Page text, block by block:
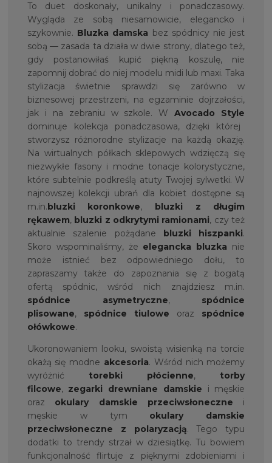
To duet doskonały, unikalny i ponadczasowy.
Wygląda ze sobą niesamowicie, elegancko i
szykownie. Bluzka damska bez spódnicy nie jest
sobą — zasada ta działa w dwie strony, dlatego też,
gdy postanowiłaś kupić piękną koszulę, nie
zapomnij dobrać do niej modelu midi lub maxi. Taka
stylizacja świetnie sprawdzi się zarówno w
biznesowej przestrzeni, na egzaminie dojrzałości,
jak i na zebraniu w szkole. WAvocado Style
dominuje kolekcja ponadczasowa, dzięki której
stworzysz różnorodne stylizacje na każdą okazję.
Na wirtualnych półkach sklepowych wdzięczą się
niezwykłe fasony i modne tonacje kolorystyczne,
które subtelnie podkreślą atuty Twojej sylwetki. W
najnowszej kolekcji ubrań dla kobiet dostępne są
m.in. bluzki koronkowe,
bluzki z długim
rękawem, bluzki z odkrytymi ramionami, czy też
aktualnie szalenie pożądane
bluzki hiszpanki.
Skoro wspominaliśmy, że elegancka bluzka nie
może istnieć bez odpowiedniego dołu, to
zapraszamy także do zapoznania się z bogatą
ofertą spódnic, wśród nich znajdziesz m.in.
spódnice asymetryczne, spódnice
plisowane, spódnice tiulowe oraz spódnice
ołówkowe.
Ukoronowaniem looku, swoistą wisienką na torcie
okażą się modne akcesoria. Wśród nich możemy
wyróżnić torebki płócienne, torby
filcowe, zegarki drewniane damskie i męskie
oraz okulary damskie przeciwsłoneczne i
męskie w tym okulary damskie
przeciwsłoneczne z polaryzacją. Tego typu
dodatki to trendy strzał w dziesiątkę. Tu bowiem
funkcjonalność flirtuje z pięknymi zdobieniami i